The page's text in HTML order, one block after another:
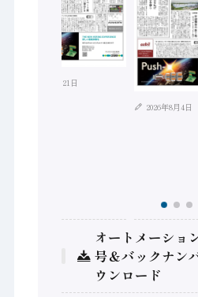
2026年7月21日
2026年8月4日
オートメーショ
号＆バックナン
ウンロード